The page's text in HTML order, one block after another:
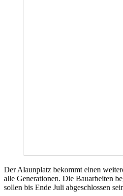
Der Alaunplatz bekommt einen
alle Generationen. Die Bauarbeiten
sollen bis Ende Juli abgeschlossen